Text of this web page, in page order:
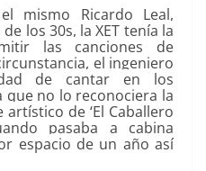
Ricardo Leal,
los 30s, la XET tenía la
las canciones de
el ingeniero
de cantar en los
que no lo reconociera la
de ‘El Caballero
pasaba a cabina
espacio de un año así